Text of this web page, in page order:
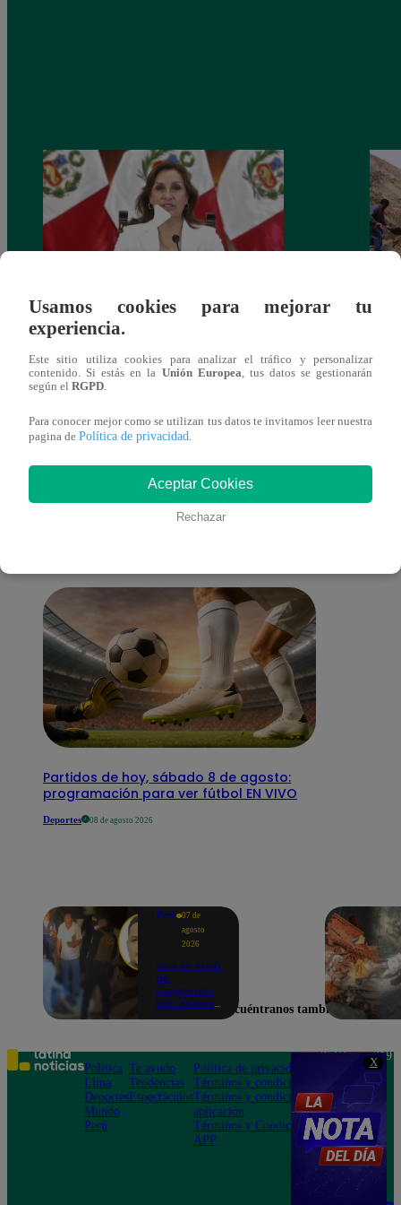
X
Congreso: proponen que el aumento del
salario presidencial se aplique desde 2026
También te puede
interesar
Partidos de hoy, sábado 8 de agosto:
programación para ver fútbol EN VIVO
Deportes 08 de agosto 2026
Perú 07 de
agosto
2026
Giro en caso
de
empresario
secuestrado
cuentas
Usamos cookies para mejorar tu
experiencia.
Este sitio utiliza cookies para analizar el tráfico y personalizar
contenido. Si estás en la Unión Europea , tus datos se gestionarán
según el RGPD
Para conocer mejor como se utilizan tus datos te invitamos leer nuestra
pagina de Política de privacidad
Aceptar Cookies
Rechazar
Encuéntranos también en
Política
Lima
Deportes
Mundo
Perú
Te ayudo
Tendencias
Espectáculos
Política de privacidad
Términos y condiciones
Términos y condiciones
aplicación
Términos y Condiciones
APP
Teléfono: 219
Av. San
Felipe 968
Jesús María